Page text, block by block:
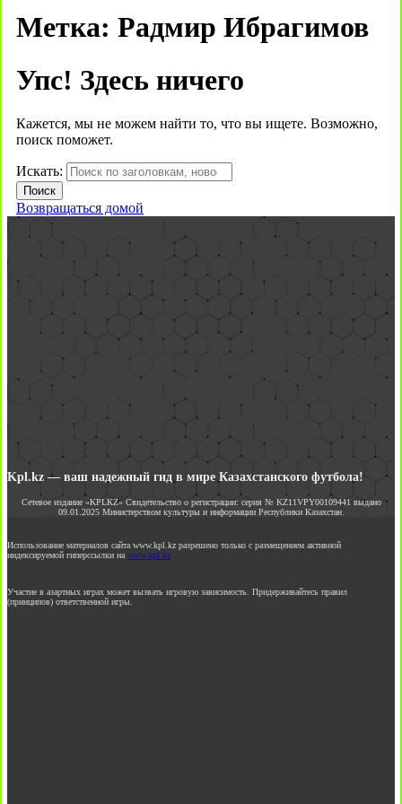
Метка: Радмир Ибрагимов
Упс! Здесь ничего
Кажется, мы не можем найти то, что вы ищете. Возможно,
поиск поможет.
Искать:
Возвращаться домой
Kpl.kz — ваш надежный гид в мире Казахстанского футбола!
Сетевое издание «KPLKZ» Свидетельство о регистрации: серия № KZ11VPY00109441 выдано
09.01.2025 Министерством культуры и информации Республики Казахстан.
Использование материалов сайта www.kpl.kz разрешено только с размещением активной
индексируемой гиперссылки на www.kpl.kz
Участие в азартных играх может вызвать игровую зависимость. Придерживайтесь правил
(принципов) ответственной игры.